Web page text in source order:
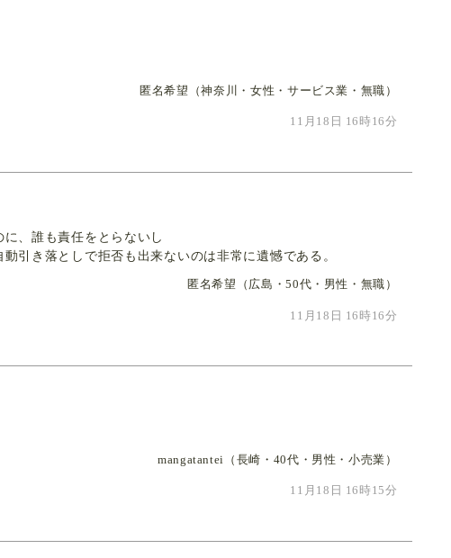
匿名希望（神奈川・女性・サービス業・無職）
11月18日 16時16分
、誰も責任をとらないし
引き落としで拒否も出来ないのは非常に遺憾である。
匿名希望（広島・50代・男性・無職）
11月18日 16時16分
mangatantei（長崎・40代・男性・小売業）
11月18日 16時15分